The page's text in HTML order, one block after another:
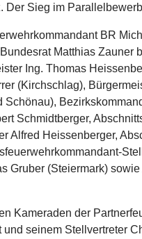
Der Sieg im
BR
Matthias Zauner
Ing. Thomas
(Kirchschlag),
Schmidtberger,
Alfred Heissenberger,
Gruber (Steiermark)
Kameraden der
seinem Stellvertreter